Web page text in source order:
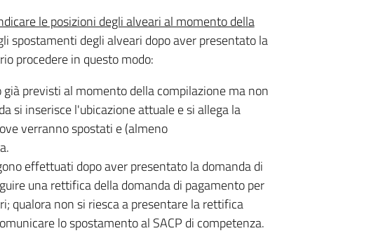
le posizioni degli alveari al momento della
spostamenti degli alveari dopo aver presentato la
procedere in questo modo:
previsti al momento della compilazione ma non
si inserisce l'ubicazione attuale e si allega la
verranno spostati e (almeno
effettuati dopo aver presentato la domanda di
una rettifica della domanda di pagamento per
qualora non si riesca a presentare la rettifica
lo spostamento al SACP di competenza.